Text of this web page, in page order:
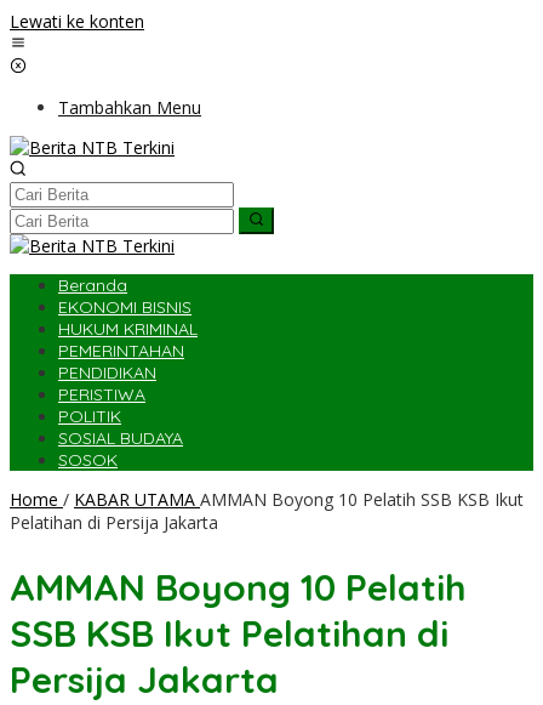
Lewati ke konten
Tambahkan Menu
Beranda
EKONOMI BISNIS
HUKUM KRIMINAL
PEMERINTAHAN
PENDIDIKAN
PERISTIWA
POLITIK
SOSIAL BUDAYA
SOSOK
Home / KABAR UTAMA AMMAN Boyong 10 Pelatih SSB KSB Ikut
Pelatihan di Persija Jakarta
AMMAN Boyong 10 Pelatih
SSB KSB Ikut Pelatihan di
Persija Jakarta